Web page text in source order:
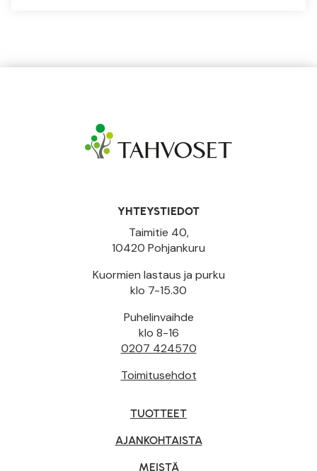
YHTEYSTIEDOT
Taimitie 40,
10420 Pohjankuru
Kuormien lastaus ja purku
klo 7-15.30
Puhelinvaihde
klo 8-16
0207 424570
Toimitusehdot
TUOTTEET
AJANKOHTAISTA
MEISTÄ